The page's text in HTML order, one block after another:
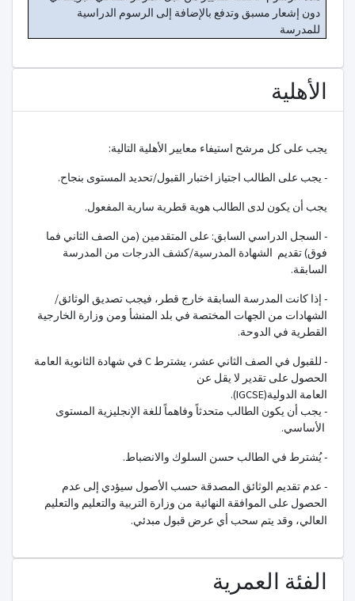
دون إشعار مسبق وتدفع بالإضافة إلى الرسوم الدراسية
للمدرسة
الأهلية
يجب على كل مرشح استيفاء معايير الأهلية التالية:
- يجب على الطالب اجتياز اختبار القبول/تحديد المستوى بنجاح.
يجب أن يكون لدى الطالب هوية قطرية سارية المفعول.
- السجل الدراسي السابق: على المتقدمين (من الصف الثاني فما
فوق) تقديم الشهادة المدرسية/كشف الدرجات من المدرسة
السابقة.
- إذا كانت المدرسة السابقة خارج قطر، فيجب تصديق الوثائق/
الشهادات من الجهات المختصة في بلد المنشأ ومن وزارة الخارجية
القطرية في الدوحة.
في شهادة الثانوية العامة C - للقبول في الصف الثاني عشر، يشترط
الحصول على تقدير لا يقل عن
.(IGCSE)العامة الدولية
- يجب أن يكون الطالب متحدثاً وفاهماً للغة الإنجليزية المستوى
الأساسي.
- يُشترط في الطالب حسن السلوك والانضباط.
- عدم تقديم الوثائق المصدقة حسب الأصول سيؤدي إلى عدم
الحصول على الموافقة النهائية من وزارة التربية والتعليم والتعليم
العالي، وقد يتم سحب أي عرض قبول مبدئي.
الفئة العمرية